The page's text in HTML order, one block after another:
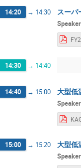
14:20 → 14:30 スーパ
Speaker
14:30 → 14:40
14:40 → 15:00 大型低
Speaker
15:00 → 15:20 大型低
Speaker